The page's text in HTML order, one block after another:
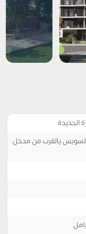
الجديدة
يالقرب من مدخل